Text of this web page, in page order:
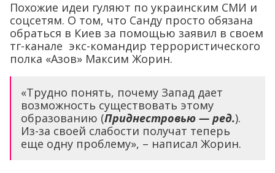
Похожие идеи гуляют по украинским СМИ и
соцсетям. О том, что Санду просто обязана
обраться в Киев за помощью заявил в своем
тг-канале экс-командир террористического
полка «Азов» Максим Жорин.
«Трудно понять, почему Запад дает
возможность существовать этому
образованию (Приднестровью — ред.).
Из-за своей слабости получат теперь
еще одну проблему», – написал Жорин.